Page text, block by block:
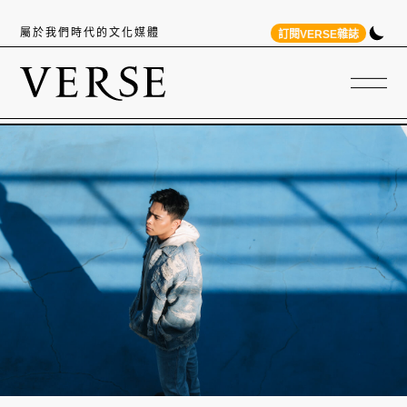
屬於我們時代的文化媒體 訂閱VERSE雜誌